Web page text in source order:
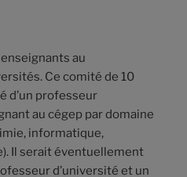
au
Ce comité de 10
d’un professeur
au cégep par domaine
informatique,
Il serait éventuellement
d’université et un